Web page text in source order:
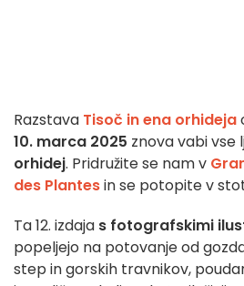
Razstava Tisoč in ena orhideja
10. marca 2025 znova vabi vse
orhidej. Pridružite se nam v
des Plantesin se potopite v
Ta 12. izdaja s fotografskimi
popeljejo na potovanje od
step in gorskih travnikov,